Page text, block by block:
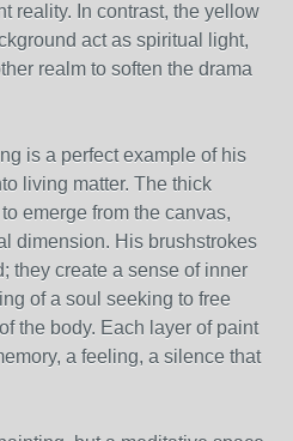
reality. In contrast, the yellow
act as spiritual light,
realm to soften the drama
is a perfect example of his
living matter. The thick
emerge from the canvas,
dimension. His brushstrokes
they create a sense of inner
of a soul seeking to free
the body. Each layer of paint
a feeling, a silence that